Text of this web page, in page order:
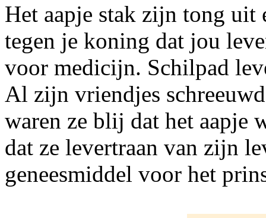
Het aapje stak zijn tong uit
tegen je koning dat jou
voor medicijn. Schilpad
Al zijn vriendjes
waren ze blij dat het aapje
dat ze levertraan van zijn
geneesmiddel voor het